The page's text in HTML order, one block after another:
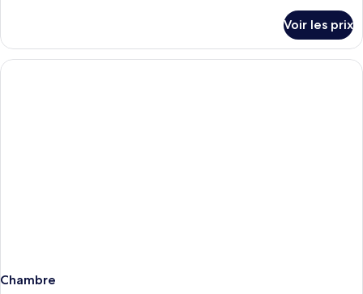
Deluxe
le
type
de
Voir les prix
Chambre